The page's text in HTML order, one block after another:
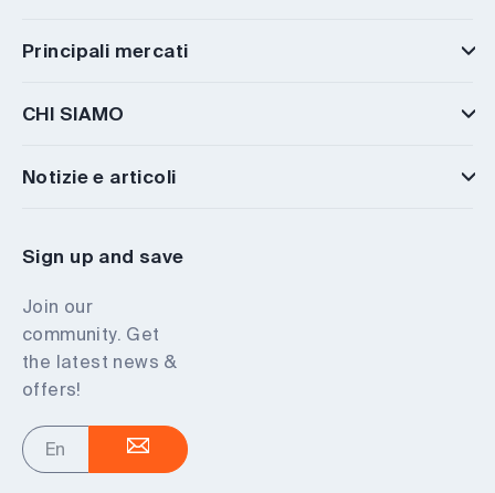
Principali mercati
CHI SIAMO
Notizie e articoli
Sign up and save
Join our
community. Get
the latest news &
offers!
Enter
your